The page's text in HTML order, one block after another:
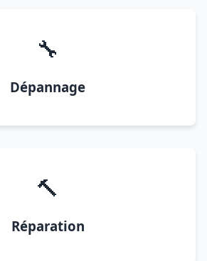
🔧
Dépannage
🔨
Réparation